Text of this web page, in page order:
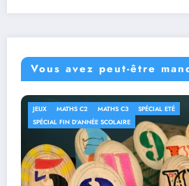
Vous avez peut-être
JEUX MATHS C2 MATHS C3
SPÉCIAL ETÉ
SPÉCIAL FIN D'ANNÉE SCOLAIRE